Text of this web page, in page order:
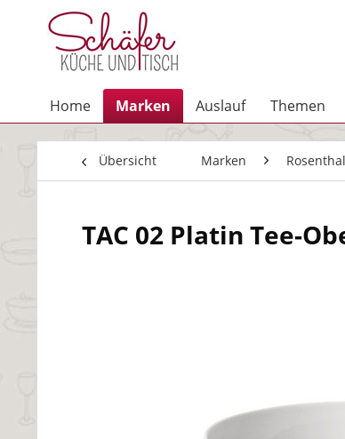
Home Marken Auslauf Themen
Übersicht Marken
TAC 02 Platin Tee-